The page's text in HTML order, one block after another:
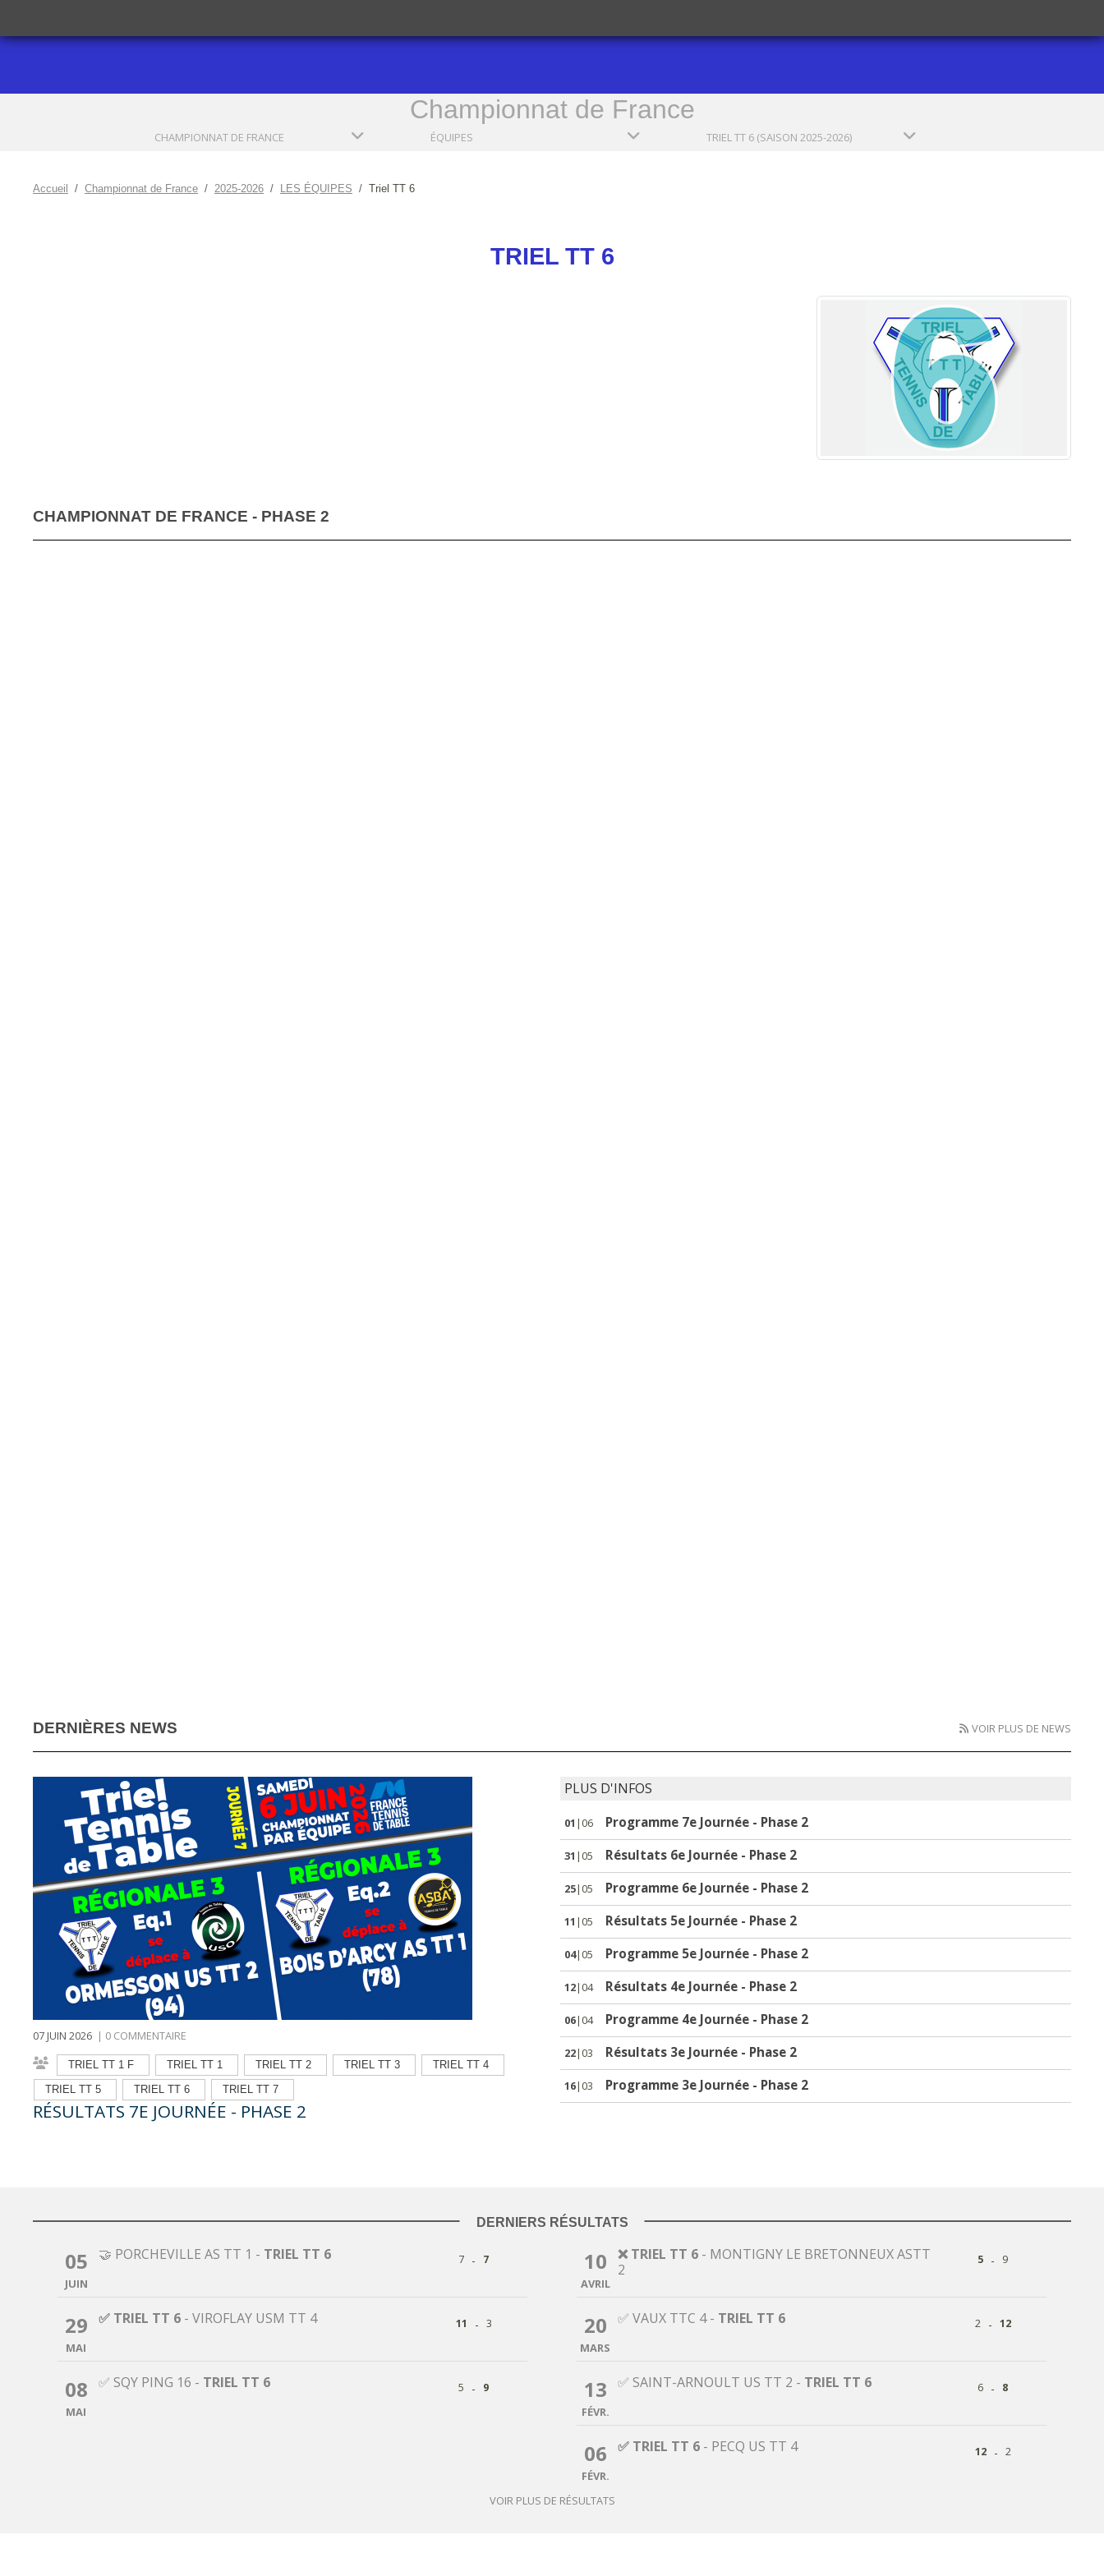
Championnat de France
CHAMPIONNAT DE FRANCE ÉQUIPES TRIEL TT 6 (SAISON 2025-2026)
Accueil Championnat de France 2025-2026 LES ÉQUIPES Triel TT 6
TRIEL TT 6
CHAMPIONNAT DE FRANCE - PHASE 2
DERNIÈRES NEWS
07 JUIN 2026 | 0 COMMENTAIRE
TRIEL TT 1 F TRIEL TT 1 TRIEL TT 2 TRIEL TT 3
TRIEL TT 4
TRIEL TT 5
TRIEL TT 6 TRIEL TT 7
RÉSULTATS 7E JOURNÉE - PHASE 2
PLUS D'INFOS
01 |06 Programme 7e Journée - Phase 2
31 |05 Résultats 6e Journée - Phase 2
25|05 Programme 6e Journée - Phase 2
11 |05 Résultats 5e Journée - Phase 2
04|05 Programme 5e Journée - Phase 2
12|04 Résultats 4e Journée - Phase 2
06|04 Programme 4e Journée - Phase 2
22|03 Résultats 3e Journée - Phase 2
16|03 Programme 3e Journée - Phase 2
VOIR PLUS DE NEWS
DERNIERS RÉSULTATS
05
JUIN
🤝 PORCHEVILLE AS TT 1 - TRIEL TT 6 7 - 7
29
MAI
✅ TRIEL TT 6 - VIROFLAY USM TT 4 11 - 3
08
MAI
✅ SQY PING 16 - TRIEL TT 6 5 - 9
10
AVRIL
❌ TRIEL TT 6 - MONTIGNY LE BRETONNEUX ASTT
2
5 - 9
20
MARS
✅ VAUX TTC 4- TRIEL TT 6 2 - 12
13
FÉVR.
✅ SAINT-ARNOULT US TT 2 - TRIEL TT 6 6 - 8
06
FÉVR.
✅ TRIEL TT 6 - PECQ US TT 4 12 - 2
VOIR PLUS DE RÉSULTATS